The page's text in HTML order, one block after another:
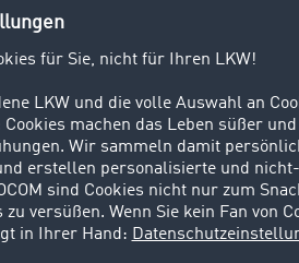
Auswärtstrikots der
Logenpaket auch bei den
und Head of Business Affairs
Düsseldorfer EG. In der
mit den DEG-Profis auf die
zu machen und zu
besonders, dass in den